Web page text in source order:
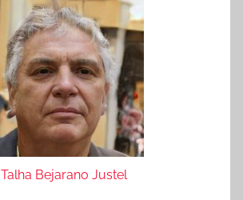
Talha Bejarano Justel